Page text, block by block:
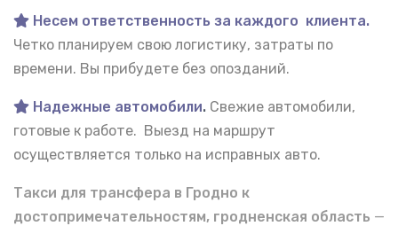
Несем ответственность за каждого клиента.
Четко планируем свою логистику, затраты по
времени. Вы прибудете без опозданий.
Надежные автомобили. Свежие автомобили,
готовые к работе. Выезд на маршрут
осуществляется только на исправных авто.
Такси для трансфера в Гродно к
достопримечательностям, гродненская область —